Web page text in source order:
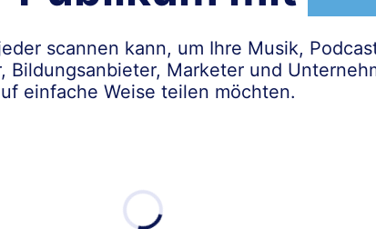
scannen kann, um Ihre Musik,
Bildungsanbieter, Marketer und
einfache Weise teilen möchten.